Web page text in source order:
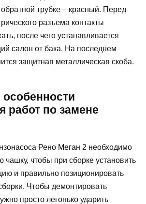
трубке – красный. Перед
разъема контакты
после чего устанавливается
салон от бака. На последнем
защитная металлическая скоба.
работ по замене
Рено Меган 2 необходимо
чашку, чтобы при сборке установить
и правильно позиционировать
Чтобы демонтировать
просто легонько ударить